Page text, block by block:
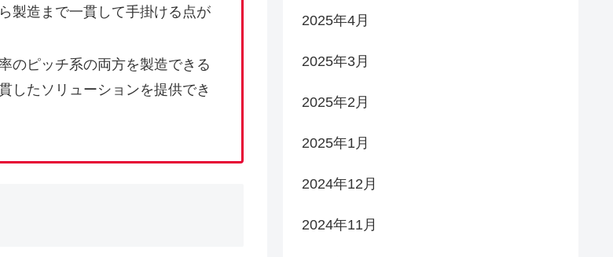
製造まで一貫して手掛ける点が
のピッチ系の両方を製造できる
したソリューションを提供でき
2025年4月
2025年3月
2025年2月
2025年1月
2024年12月
2024年11月